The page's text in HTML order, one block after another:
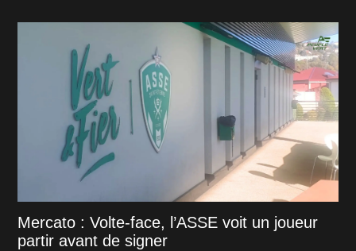
Mercato : Volte-face, l’ASSE voit un joueur
partir avant de signer